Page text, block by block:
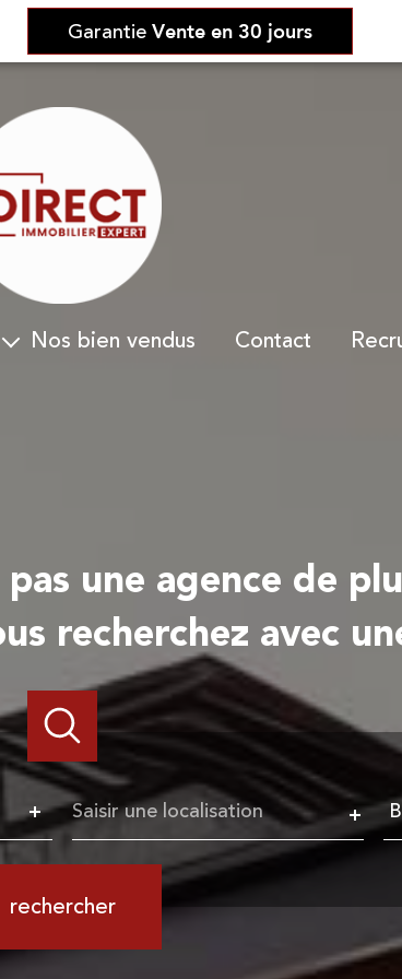
Garantie Vente en 30 jours
nos bien vendus contact
pas une agence de
recherchez avec
Ville
rechercher